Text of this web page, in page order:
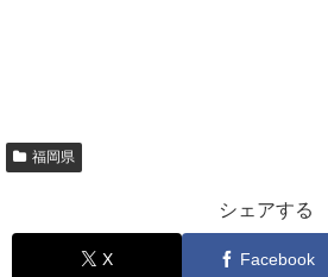
福岡県
シェアする
X Facebook